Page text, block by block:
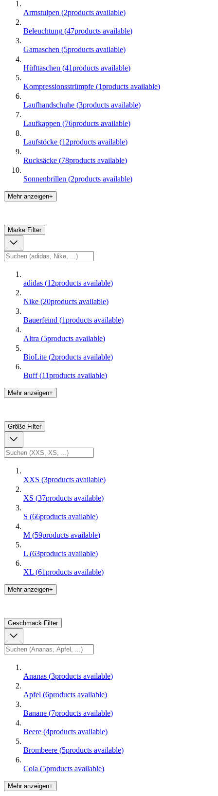
Armstulpen (2products available)
Beleuchtung (47products available)
Gamaschen (5products available)
Hüfttaschen (41products available)
Kompressionsstrümpfe (1products available)
Laufhandschuhe (3products available)
Laufkappen (76products available)
Laufstöcke (12products available)
Rucksäcke (78products available)
Sonnenbrillen (2products available)
Mehr anzeigen+
Marke Filter
adidas (12products available)
Nike (20products available)
Bauerfeind (1products available)
Altra (5products available)
BioLite (2products available)
Buff (11products available)
Mehr anzeigen+
Größe Filter
XXS (3products available)
XS (37products available)
S (66products available)
M (59products available)
L (63products available)
XL (61products available)
Mehr anzeigen+
Geschmack Filter
Ananas (3products available)
Apfel (6products available)
Banane (7products available)
Beere (4products available)
Brombeere (5products available)
Cola (5products available)
Mehr anzeigen+